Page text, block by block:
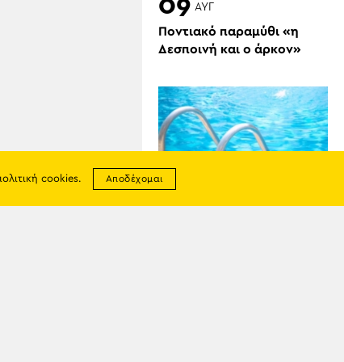
09 ΑΥΓ
Ποντιακό παραμύθι «η
Δεσποινή και ο άρκον»
cookies. Αποδέχομαι